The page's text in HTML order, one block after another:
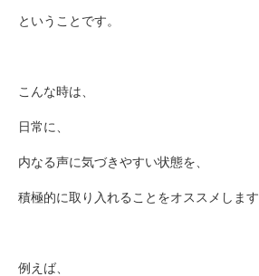
ということです。
こんな時は、
日常に、
内なる声に気づきやすい状態を、
積極的に取り入れることをオススメします
例えば、